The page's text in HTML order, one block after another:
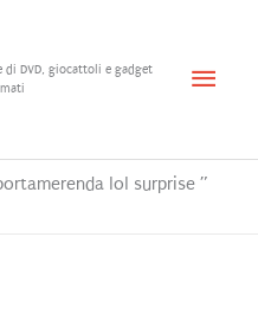
di DVD, giocattoli e gadget
Menu
lol surprise ”